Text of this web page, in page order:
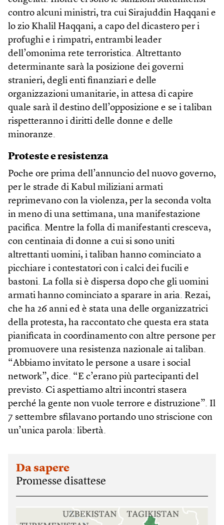
contro alcuni ministri, tra cui Sirajuddin Haqqani e
lo zio Khalil Haqqani, a capo del dicastero per i
profughi e i rimpatri, entrambi leader
dell’omonima rete terroristica. Altrettanto
determinante sarà la posizione dei governi
stranieri, degli enti finanziari e delle
organizzazioni umanitarie, in attesa di capire
quale sarà il destino dell’opposizione e se i taliban
rispetteranno i diritti delle donne e delle
minoranze.
Proteste e resistenza
Poche ore prima dell’annuncio del nuovo governo,
per le strade di Kabul miliziani armati
reprimevano con la violenza, per la seconda volta
in meno di una settimana, una manifestazione
pacifica. Mentre la folla di manifestanti cresceva,
con centinaia di donne a cui si sono uniti
altrettanti uomini, i taliban hanno cominciato a
picchiare i contestatori con i calci dei fucili e
bastoni. La folla si è dispersa dopo che gli uomini
armati hanno cominciato a sparare in aria. Rezai,
che ha 26 anni ed è stata una delle organizzatrici
della protesta, ha raccontato che questa era stata
pianificata in coordinamento con altre persone per
promuovere una resistenza nazionale ai taliban.
“Abbiamo invitato le persone a usare i social
network”, dice. “E c’erano più partecipanti del
previsto. Ci aspettiamo altri incontri stasera
perché la gente non vuole terrore e distruzione”. Il
7 settembre sfilavano portando uno striscione con
un’unica parola: libertà.
Da sapere
Promesse disattese